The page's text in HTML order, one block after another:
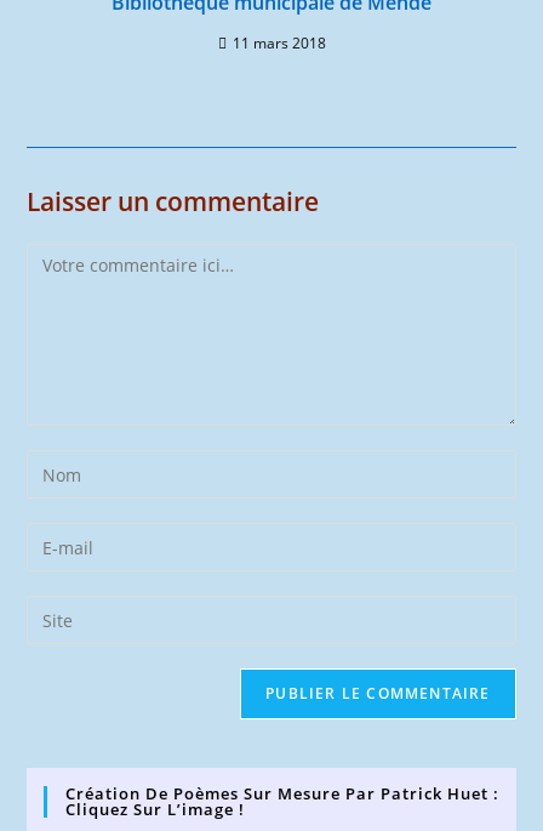
11 mars 2018
Laisser un commentaire
Comment
Enter
your
name
comment
Enter
your
email
address
Saisir
l’URL
Création De Poèmes Sur Mesure Par Patrick Huet :
Cliquez Sur L’image !